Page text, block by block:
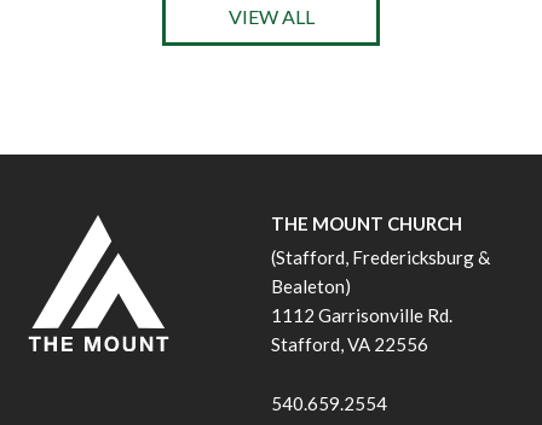
VIEW ALL
THE MOUNT CHURCH
(Stafford, Fredericksburg &
Bealeton)
1112 Garrisonville Rd.
Stafford, VA 22556
540.659.2554